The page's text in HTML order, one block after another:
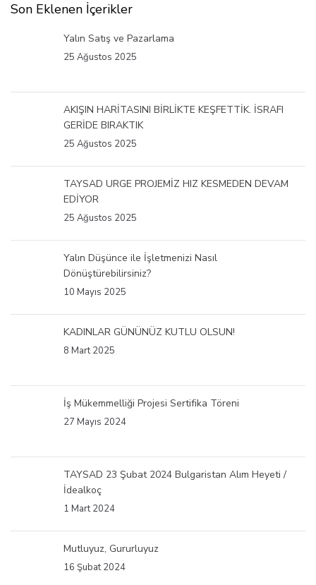
Son Eklenen İçerikler
Yalın Satış ve Pazarlama
25 Ağustos 2025
AKIŞIN HARİTASINI BİRLİKTE KEŞFETTİK. İSRAFI
GERİDE BIRAKTIK
25 Ağustos 2025
TAYSAD URGE PROJEMİZ HIZ KESMEDEN DEVAM
EDİYOR
25 Ağustos 2025
Yalın Düşünce ile İşletmenizi Nasıl
Dönüştürebilirsiniz?
10 Mayıs 2025
KADINLAR GÜNÜNÜZ KUTLU OLSUN!
8 Mart 2025
İş Mükemmelliği Projesi Sertifika Töreni
27 Mayıs 2024
TAYSAD 23 Şubat 2024 Bulgaristan Alım Heyeti /
İdealkoç
1 Mart 2024
Mutluyuz, Gururluyuz
16 Şubat 2024